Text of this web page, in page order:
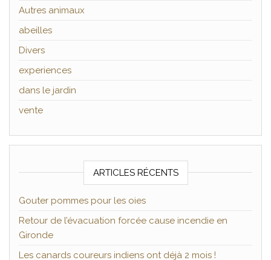
Autres animaux
abeilles
Divers
experiences
dans le jardin
vente
ARTICLES RÉCENTS
Gouter pommes pour les oies
Retour de l’évacuation forcée cause incendie en
Gironde
Les canards coureurs indiens ont déjà 2 mois !